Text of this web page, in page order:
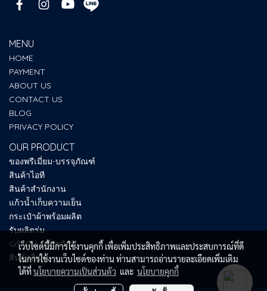
MENU
HOME
PAYMENT
ABOUT US
CONTACT US
BLOG
PRIVACY POLICY
OUR PRODUCT
ของพรีเมี่ยม-บรรจุภัณฑ์
สินค้าไอที
สินค้าสำนักงาน
แก้วน้ำเก็บความเย็น
กระเป๋าผ้าพร้อมผลิต
รับผลิตร่ม
Gift Set ของขวัญ
สินค้าอื่นๆ
เว็บไซต์นี้มีการใช้งานคุกกี้ เพื่อเพิ่มประสิทธิภาพและประสบการณ์ที่ดี
ในการใช้งานเว็บไซต์ของท่าน ท่านสามารถอ่านรายละเอียดเพิ่มเติม
ได้ที่นโยบายความเป็นส่วนตัว และ นโยบายคุกกี้